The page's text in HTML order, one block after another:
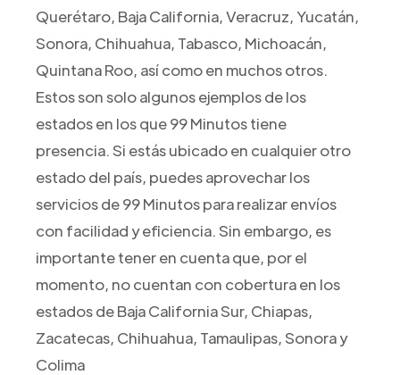
Querétaro, Baja California, Veracruz, Yucatán,
Sonora, Chihuahua, Tabasco, Michoacán,
Quintana Roo, así como en muchos otros.
Estos son solo algunos ejemplos de los
estados en los que 99 Minutos tiene
presencia. Si estás ubicado en cualquier otro
estado del país, puedes aprovechar los
servicios de 99 Minutos para realizar envíos
con facilidad y eficiencia. Sin embargo, es
importante tener en cuenta que, por el
momento, no cuentan con cobertura en los
estados de Baja California Sur, Chiapas,
Zacatecas, Chihuahua, Tamaulipas, Sonora y
Colima